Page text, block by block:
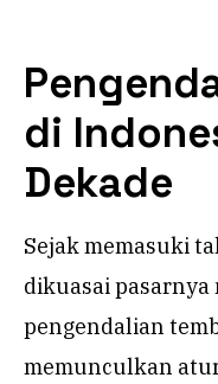
di
Dekade
Sejak memasuki
dikuasai pasarnya
pengendalian
memunculkan